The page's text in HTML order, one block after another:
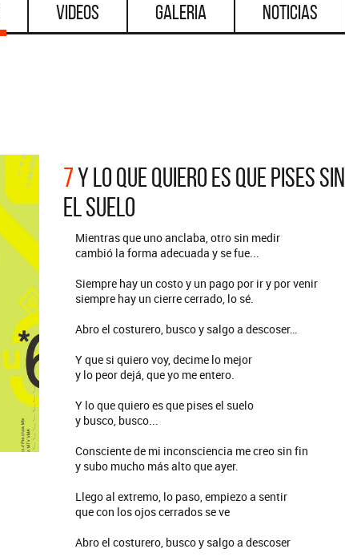
Videos Galeria Noticias
7Y LO QUE QUIERO ES QUE PISES SIN
EL SUELO
Mientras que uno anclaba, otro sin medir
cambió la forma adecuada y se fue...
Siempre hay un costo y un pago por ir y por venir
siempre hay un cierre cerrado, lo sé.
Abro el costurero, busco y salgo a descoser…
Y que si quiero voy, decime lo mejor
y lo peor dejá, que yo me entero.
Y lo que quiero es que pises el suelo
y busco, busco...
Consciente de mi inconsciencia me creo sin fin
y subo mucho más alto que ayer.
Llego al extremo, lo paso, empiezo a sentir
que con los ojos cerrados se ve
Abro el costurero, busco y salgo a descoser
DESTACADOS DESTACADOS